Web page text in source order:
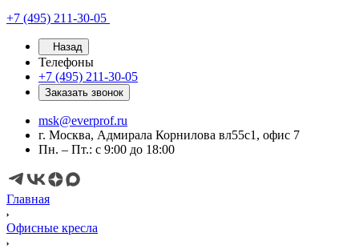
+7 (495) 211-30-05
Назад
Телефоны
+7 (495) 211-30-05
Заказать звонок
msk@everprof.ru
г. Москва, Адмирала Корнилова вл55с1, офис 7
Пн. – Пт.: с 9:00 до 18:00
Главная
Офисные кресла